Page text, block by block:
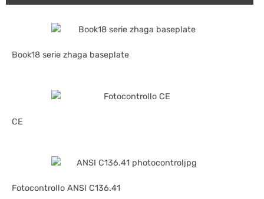
Book18 serie zhaga baseplate
CE
Fotocontrollo ANSI C136.41